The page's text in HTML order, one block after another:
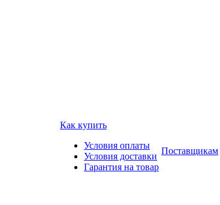
Как купить
Условия оплаты
Условия доставки
Гарантия на товар
Поставщикам